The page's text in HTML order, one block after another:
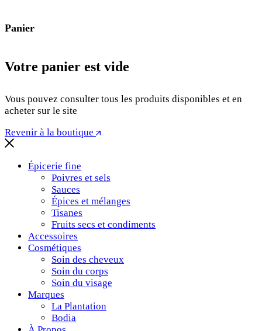
Panier
Votre panier est vide
Vous pouvez consulter tous les produits disponibles et en
acheter sur le site
Revenir à la boutique
Épicerie fine
Poivres et sels
Sauces
Épices et mélanges
Tisanes
Fruits secs et condiments
Accessoires
Cosmétiques
Soin des cheveux
Soin du corps
Soin du visage
Marques
La Plantation
Bodia